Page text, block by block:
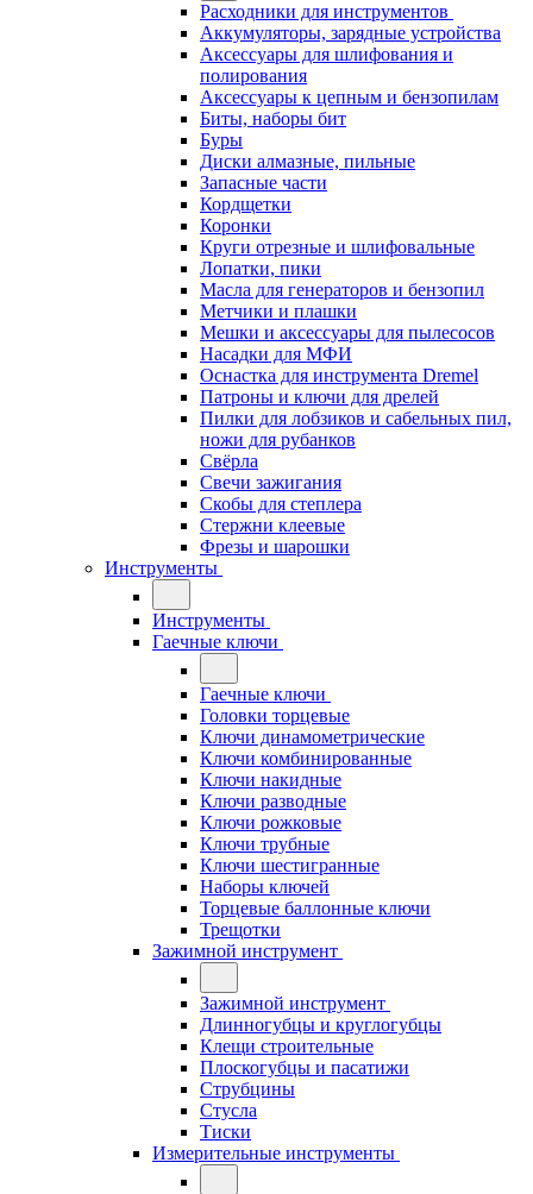
Расходники для инструментов
Аккумуляторы, зарядные устройства
Аксессуары для шлифования и
полирования
Аксессуары к цепным и бензопилам
Биты, наборы бит
Буры
Диски алмазные, пильные
Запасные части
Кордщетки
Коронки
Круги отрезные и шлифовальные
Лопатки, пики
Масла для генераторов и бензопил
Метчики и плашки
Мешки и аксессуары для пылесосов
Насадки для МФИ
Оснастка для инструмента Dremel
Патроны и ключи для дрелей
Пилки для лобзиков и сабельных пил,
ножи для рубанков
Свёрла
Свечи зажигания
Скобы для степлера
Стержни клеевые
Фрезы и шарошки
Инструменты
Инструменты
Гаечные ключи
Гаечные ключи
Головки торцевые
Ключи динамометрические
Ключи комбинированные
Ключи накидные
Ключи разводные
Ключи рожковые
Ключи трубные
Ключи шестигранные
Наборы ключей
Торцевые баллонные ключи
Трещотки
Зажимной инструмент
Зажимной инструмент
Длинногубцы и круглогубцы
Клещи строительные
Плоскогубцы и пасатижи
Струбцины
Стусла
Тиски
Измерительные инструменты